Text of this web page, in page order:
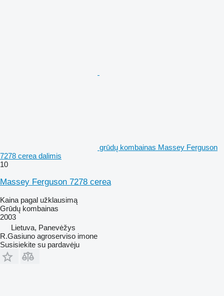
grūdų kombainas Massey Ferguson
7278 cerea dalimis
10
Massey Ferguson 7278 cerea
Kaina pagal užklausimą
Grūdų kombainas
2003
Lietuva, Panevėžys
R.Gasiuno agroserviso imone
Susisiekite su pardavėju